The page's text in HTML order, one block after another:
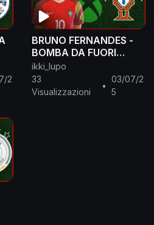
2
BRUNO FERNANDES -
BOMBA DA FUORI
(FULL MANUAL)
ikki_lupo
33
Visualizzazioni
•
03/07/2
5